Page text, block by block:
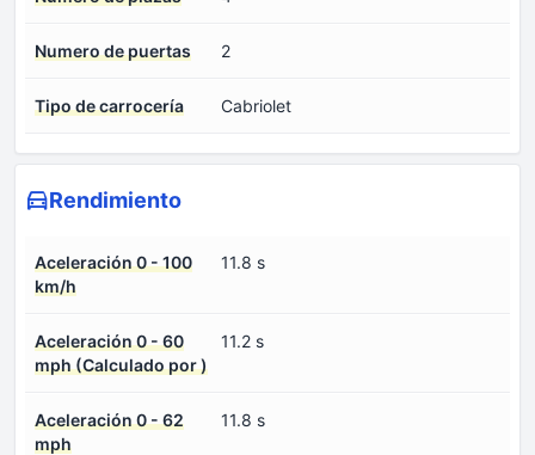
Numero de puertas 2
Tipo de carrocería Cabriolet
Rendimiento
Aceleración 0 - 100
km/h
11.8 s
Aceleración 0 - 60
mph (Calculado por )
11.2 s
Aceleración 0 - 62
mph
11.8 s